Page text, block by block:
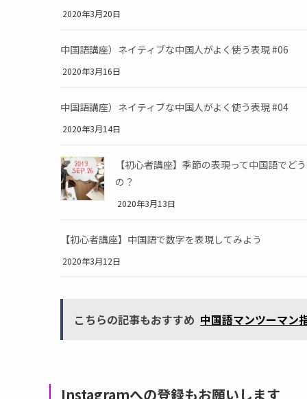
2020年3月20日
中国語講座）ネイティブな中国人がよく使う表現 #06
2020年3月16日
中国語講座）ネイティブな中国人がよく使う表現 #04
2020年3月14日
【初心者講座】季節の表現って中国語でど
の？
2020年3月13日
【初心者講座】中国語で数字を表現してみよう
2020年3月12日
こちらの記事もおすすめ 中国語マンツーマン
Instagramへの登録もお願いします